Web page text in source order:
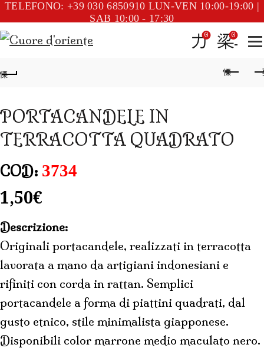
TELEFONO: +39 030 6850910 LUN-VEN 10:00-19:00 |
SAB 10:00 - 17:30
0 0
PORTACANDELE IN
TERRACOTTA QUADRATO
COD: 3734
1,50€
Descrizione:
Originali portacandele, realizzati in terracotta
lavorata a mano da artigiani indonesiani e
rifiniti con corda in rattan. Semplici
portacandele a forma di piattini quadrati, dal
gusto etnico, stile minimalista giapponese.
Disponibili color marrone medio maculato nero.